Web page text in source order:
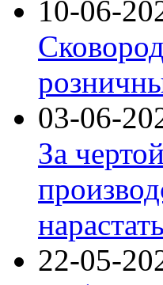
10-06-
03-06-
За
нарастать
22-05-